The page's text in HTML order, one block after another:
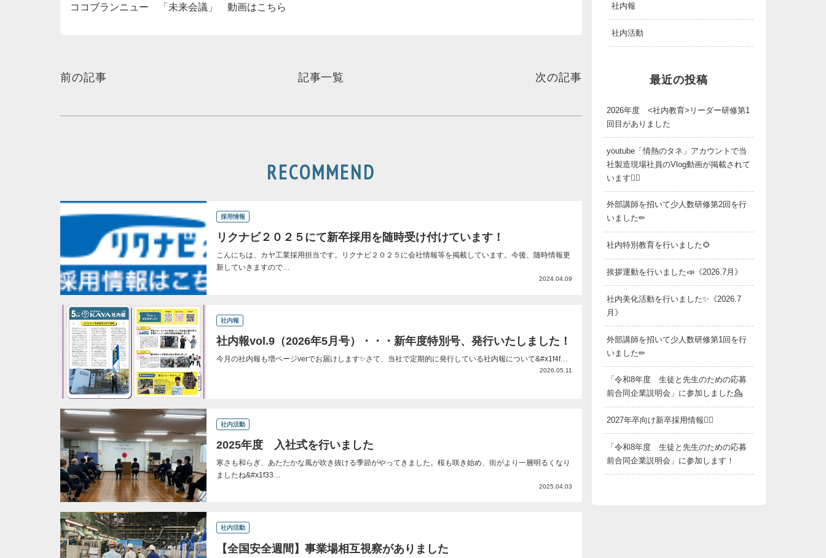
ココブランニュー 「未来会議」 動画はこちら
前の記事 記事一覧 次の記事
RECOMMEND
採用情報
リクナビ２０２５にて新卒採用を随時受け付けています！
こんにちは、カヤ工業採用担当です。リクナビ２０２５に会社情報等を掲載しています。今後、随時情報更
新していきますので…
2024.04.09
社内報
社内報vol.9（2026年5月号）・・・新年度特別号、発行いたしました！
今月の社内報も増ページverでお届けします✨さて、当社で定期的に発行している社内報について&#x1f4f…
2026.05.11
社内活動
2025年度 入社式を行いました
寒さも和らぎ、あたたかな風が吹き抜ける季節がやってきました。桜も咲き始め、街がより一層明るくなり
ましたね&#x1f33…
2025.04.03
社内活動
【全国安全週間】事業場相互視察がありました
社内報
社内活動
最近の投稿
2026年度 <社内教育>リーダー研修第1
回目がありました
youtube「情熱のタネ」アカウントで当
社製造現場社員のVlog動画が掲載されて
います👷‍♂️
外部講師を招いて少人数研修第2回を行
いました✏
社内特別教育を行いました🌻
挨拶運動を行いました📣《2026.7月》
社内美化活動を行いました✨《2026.7
月》
外部講師を招いて少人数研修第1回を行
いました✏
「令和8年度 生徒と先生のための応募
前合同企業説明会」に参加しました💁
2027年卒向け新卒採用情報💁‍♂️
「令和8年度 生徒と先生のための応募
前合同企業説明会」に参加します！